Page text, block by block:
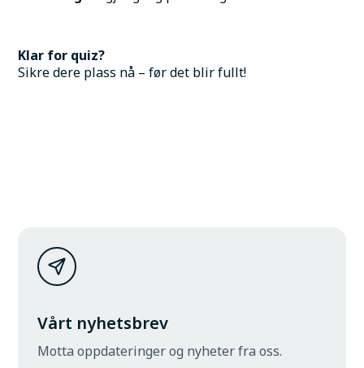
Klar for quiz?
Sikre dere plass nå – før det blir fullt!
Vårt nyhetsbrev
Motta oppdateringer og nyheter fra oss.